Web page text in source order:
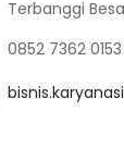
Terbanggi
0852 7362 0153